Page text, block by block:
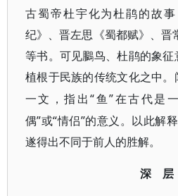
古蜀帝杜宇化为杜鹃的故
纪》、晋左思《蜀都赋》、晋
等书。可见鵩鸟、杜鹃的象征
植根于民族的传统文化之中。
一文，指出“鱼”在古代是
偶”或“情侣”的意义。以此解
遂得出不同于前人的胜解。
深 层